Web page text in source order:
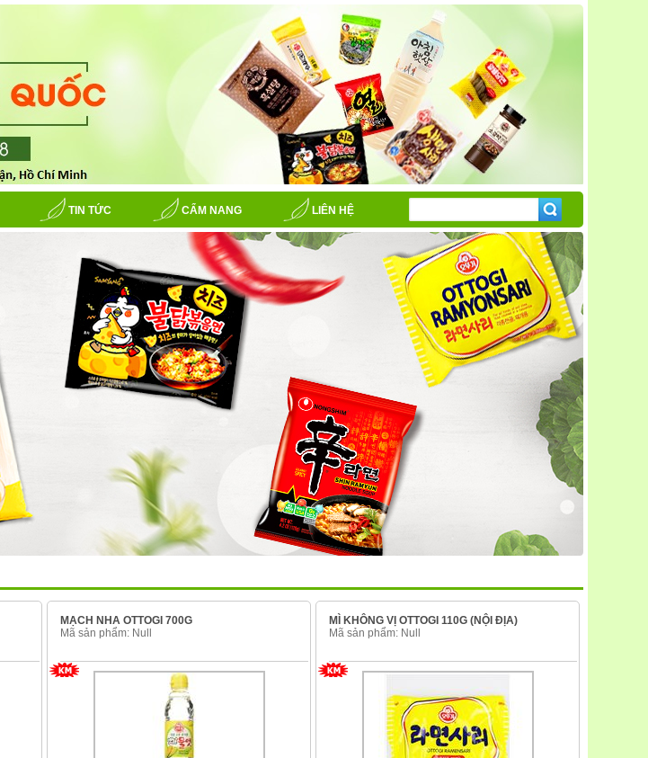
TIN TỨC CẨM NANG LIÊN HỆ
MẠCH NHA OTTOGI 700G
Mã sản phẩm: Null
MÌ KHÔNG VỊ OTTOGI 110G (NỘI ĐỊA)
Mã sản phẩm: Null